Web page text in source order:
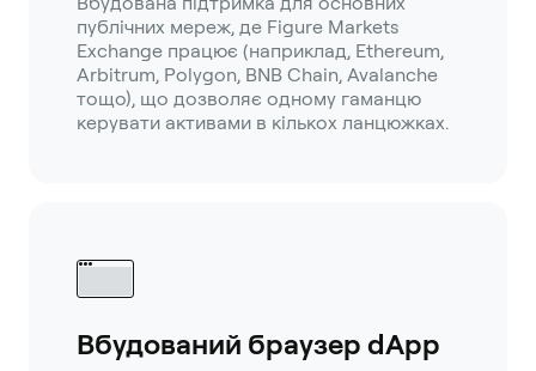
публічних мереж, де Figure Markets
Exchange працює (наприклад, Ethereum,
Arbitrum, Polygon, BNB Chain, Avalanche
тощо), що дозволяє одному гаманцю
керувати активами в кількох ланцюжках.
Вбудований браузер dApp